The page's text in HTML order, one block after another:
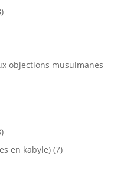
objections musulmanes
en kabyle)(7)